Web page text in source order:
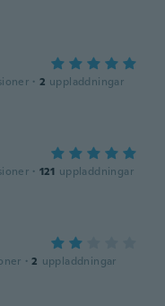
· 2 uppladdningar
· 121 uppladdningar
· 2 uppladdningar